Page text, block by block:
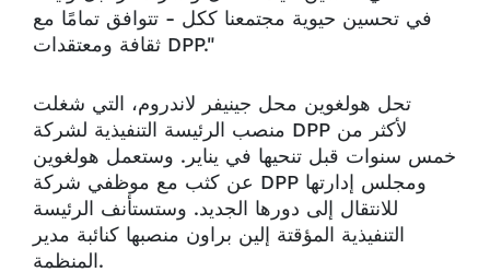
في تحسين حيوية مجتمعنا ككل - تتوافق تمامًا مع
ثقافة ومعتقدات DPP."
تحل هولغوين محل جينيفر لاندروم، التي شغلت
منصب الرئيسة التنفيذية لشركة DPP لأكثر من
خمس سنوات قبل تنحيها في يناير. وستعمل هولغوين
عن كثب مع موظفي شركة DPP ومجلس إدارتها
للانتقال إلى دورها الجديد. وستستأنف الرئيسة
التنفيذية المؤقتة إلين براون منصبها كنائبة مدير
المنظمة.